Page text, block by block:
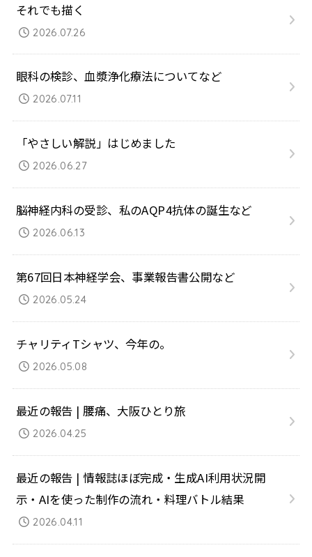
それでも描く
2026.07.26
眼科の検診、血漿浄化療法についてなど
2026.07.11
「やさしい解説」はじめました
2026.06.27
脳神経内科の受診、私のAQP4抗体の誕生など
2026.06.13
第67回日本神経学会、事業報告書公開など
2026.05.24
チャリティTシャツ、今年の。
2026.05.08
最近の報告 | 腰痛、大阪ひとり旅
2026.04.25
最近の報告 | 情報誌ほぼ完成・生成AI利用状況開
示・AIを使った制作の流れ・料理バトル結果
2026.04.11